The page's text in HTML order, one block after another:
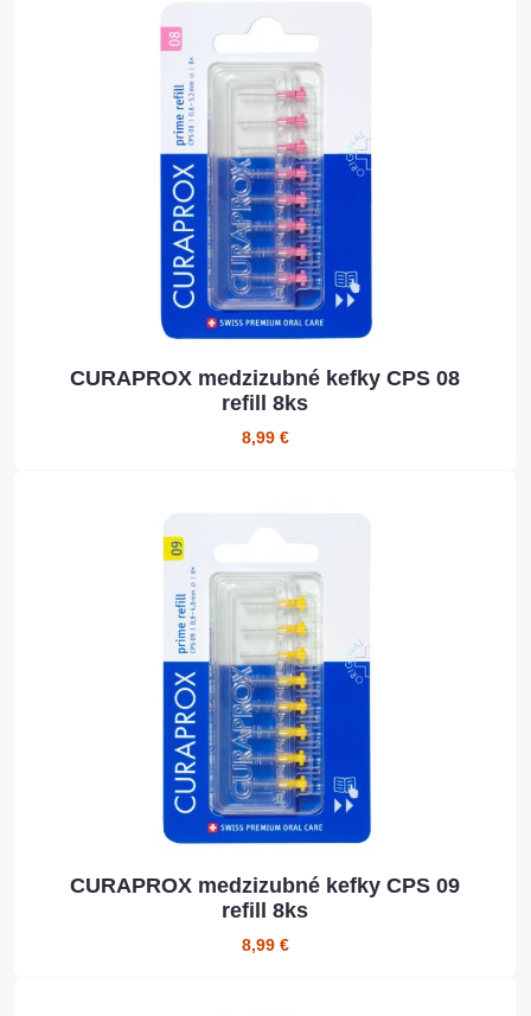
CURAPROX medzizubné kefky CPS 08
refill 8ks
8,99 €
CURAPROX medzizubné kefky CPS 09
refill 8ks
8,99 €